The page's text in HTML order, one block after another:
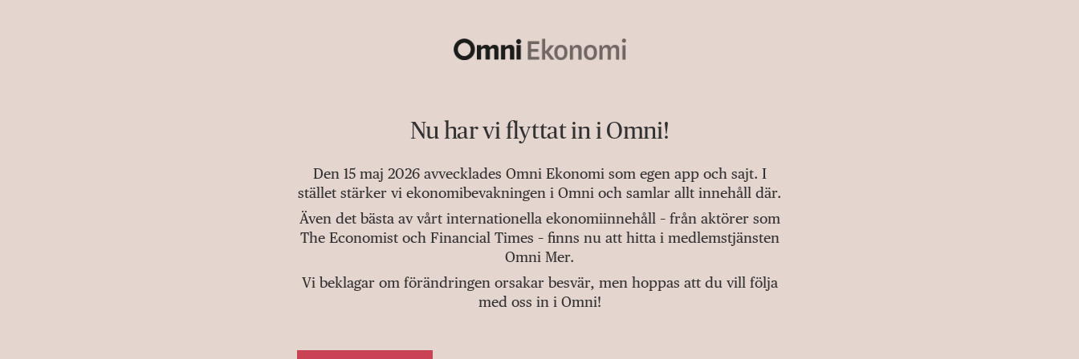
Nu har vi flyttat in i Omni!
Den 15 maj 2026 avvecklades Omni Ekonomi som egen app och sajt. I
stället stärker vi ekonomibevakningen i Omni och samlar allt innehåll där.
Även det bästa av vårt internationella ekonomiinnehåll – från aktörer som
The Economist och Financial Times – finns nu att hitta i medlemstjänsten
Omni Mer.
Vi beklagar om förändringen orsakar besvär, men hoppas att du vill följa
med oss in i Omni!